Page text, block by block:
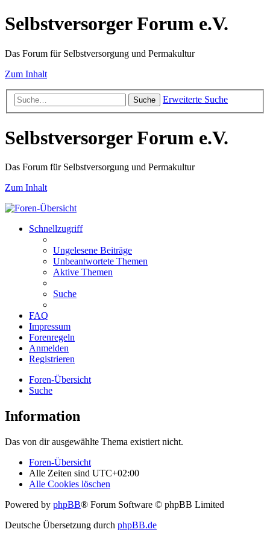
Selbstversorger Forum e.V.
Das Forum für Selbstversorgung und Permakultur
Zum Inhalt
Suche Erweiterte Suche
Selbstversorger Forum e.V.
Das Forum für Selbstversorgung und Permakultur
Zum Inhalt
Schnellzugriff
Ungelesene Beiträge
Unbeantwortete Themen
Aktive Themen
Suche
FAQ
Impressum
Forenregeln
Anmelden
Registrieren
Foren-Übersicht
Suche
Information
Das von dir ausgewählte Thema existiert nicht.
Foren-Übersicht
Alle Zeiten sind UTC+02:00
Alle Cookies löschen
Powered by phpBB® Forum Software © phpBB Limited
Deutsche Übersetzung durch phpBB.de